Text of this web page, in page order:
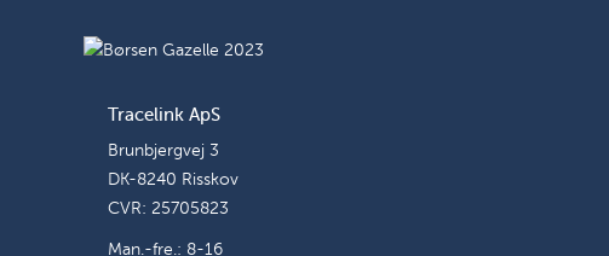
Tracelink ApS
Brunbjergvej 3
DK-8240 Risskov
CVR: 25705823
Man.-fre.: 8-16